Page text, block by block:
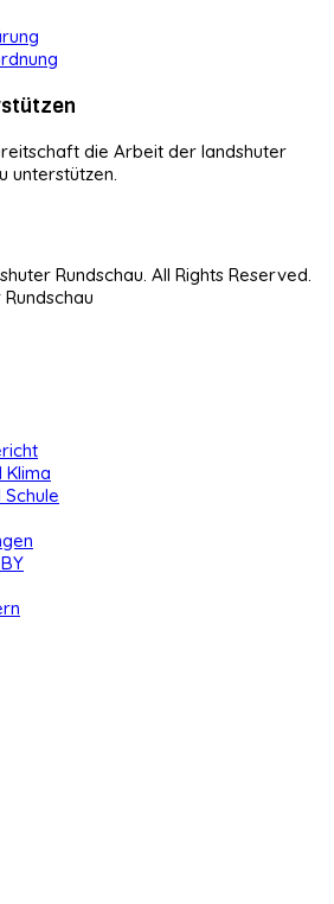
die Arbeit der landshuter
unterstützen.
Rundschau. All Rights Reserved.
Klima
Schule